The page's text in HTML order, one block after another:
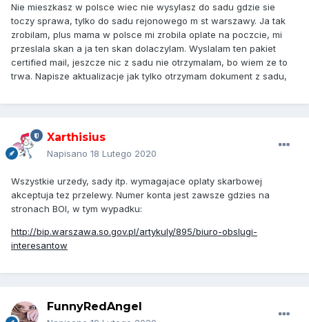
odpowiedz z sadu, ze potwierdzili twoje odrzucenie i ze nie
beda cie brali w sprawie spadkowej? Przyszedl jakis
dokument? I czy wyslali ci na adres w Polsce, np. rodziny?
Po jakim czasie?
Nie mieszkasz w polsce wiec nie wysylasz do sadu gdzie sie
toczy sprawa, tylko do sadu rejonowego m st warszawy. Ja tak
zrobilam, plus mama w polsce mi zrobila oplate na poczcie, mi
przeslala skan a ja ten skan dolaczylam. Wyslalam ten pakiet
certified mail, jeszcze nic z sadu nie otrzymalam, bo wiem ze to
trwa. Napisze aktualizacje jak tylko otrzymam dokument z sadu,
Xarthisius
Napisano 18 Lutego 2020
Wszystkie urzedy, sady itp. wymagajace oplaty skarbowej
akceptuja tez przelewy. Numer konta jest zawsze gdzies na
stronach BOI, w tym wypadku:
http://bip.warszawa.so.gov.pl/artykuly/895/biuro-obslugi-
interesantow
FunnyRedAngel